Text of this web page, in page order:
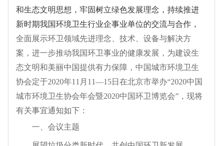
和生态文明思想，牢固树立绿色发展理念，持续推进
新时期我国环境卫生行业企事业单位的交流与合作，
全面展示环卫领域先进理念、技术、设备与解决方
案，进一步推动我国环卫事业的健康发展，为建设生
态文明和美丽中国提供有力保障，中国城市环境卫生
协会定于2020年11月11—15日在北京市举办“2020中国
城市环境卫生协会年会暨2020中国环卫博览会”，现将
有关事宜通知如下：
一、会议主题